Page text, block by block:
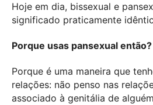
Hoje em dia, bissexual e
significado praticamente
Porque usas pansexual então?
Porque é uma maneira que
relações: não penso nas
associado à genitália de